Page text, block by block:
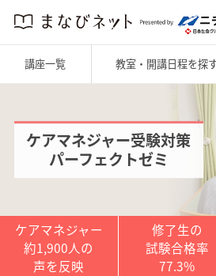
講座一覧 教室・開講日程を探
ケアマネジャー受験対策
パーフェクトゼミ
ケアマネジャー
約1,900人の
声を反映
修了生の
試験合格率
77.3%